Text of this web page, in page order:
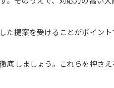
提案を受けることがポイン
しましょう。これらを押さ